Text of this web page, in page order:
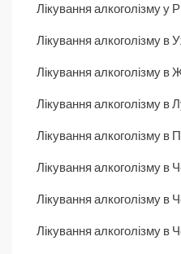
Лікування алкоголізму у
Лікування алкоголізму в
Лікування алкоголізму в
Лікування алкоголізму в
Лікування алкоголізму в
Лікування алкоголізму в
Лікування алкоголізму в
Лікування алкоголізму в